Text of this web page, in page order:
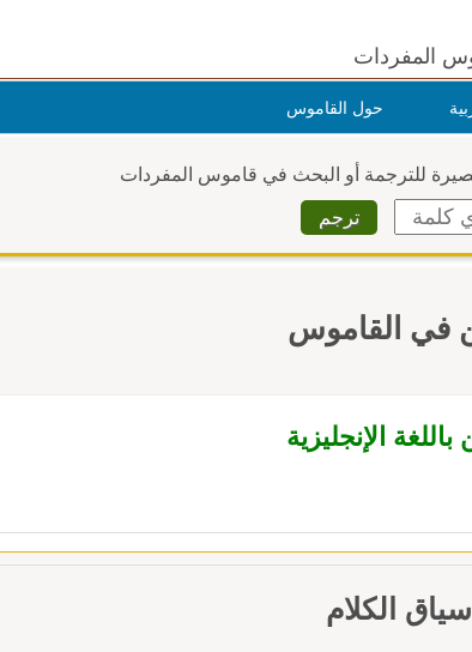
المفردات
حول القاموس
للترجمة أو البحث في قاموس المفردات
في القاموس
الإنجليزية
الكلام